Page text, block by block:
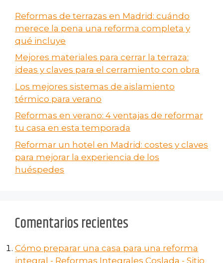
Reformas de terrazas en Madrid: cuándo
merece la pena una reforma completa y
qué incluye
Mejores materiales para cerrar la terraza:
ideas y claves para el cerramiento con obra
Los mejores sistemas de aislamiento
térmico para verano
Reformas en verano​: 4 ventajas de reformar
tu casa en esta temporada
Reformar un hotel en Madrid: costes y claves
para mejorar la experiencia de los
huéspedes
Comentarios recientes
Cómo preparar una casa para una reforma
integral - Reformas Integrales Coslada - Sitio